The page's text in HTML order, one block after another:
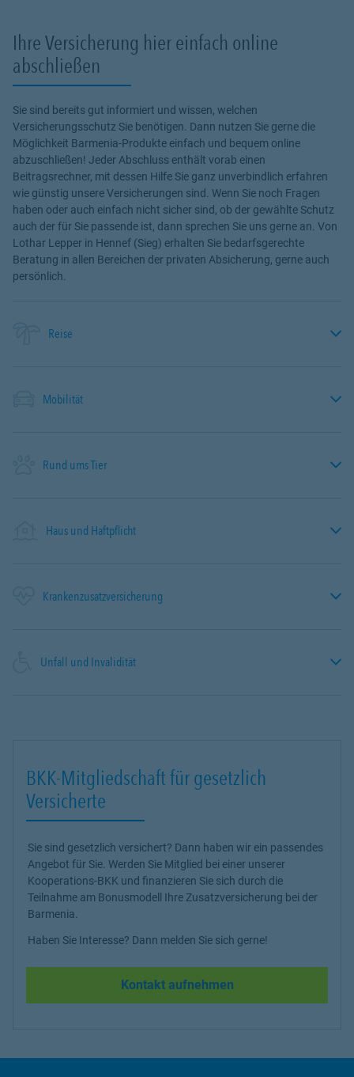
Ihre Versicherung hier einfach online
abschließen
Sie sind bereits gut informiert und wissen, welchen
Versicherungsschutz Sie benötigen. Dann nutzen Sie gerne die
Möglichkeit Barmenia-Produkte einfach und bequem online
abzuschließen! Jeder Abschluss enthält vorab einen
Beitragsrechner, mit dessen Hilfe Sie ganz unverbindlich erfahren
wie günstig unsere Versicherungen sind. Wenn Sie noch Fragen
haben oder auch einfach nicht sicher sind, ob der gewählte Schutz
auch der für Sie passende ist, dann sprechen Sie uns gerne an. Von
Lothar Lepper in Hennef (Sieg) erhalten Sie bedarfsgerechte
Beratung in allen Bereichen der privaten Absicherung, gerne auch
persönlich.
Reise
Mobilität
Rund ums Tier
Haus und Haftpflicht
Krankenzusatzversicherung
Unfall und Invalidität
BKK-Mitgliedschaft für gesetzlich
Versicherte
Sie sind gesetzlich versichert? Dann haben wir ein passendes
Angebot für Sie. Werden Sie Mitglied bei einer unserer
Kooperations-BKK und finanzieren Sie sich durch die
Teilnahme am Bonusmodell Ihre Zusatzversicherung bei der
Barmenia.
Haben Sie Interesse? Dann melden Sie sich gerne!
Kontakt aufnehmen